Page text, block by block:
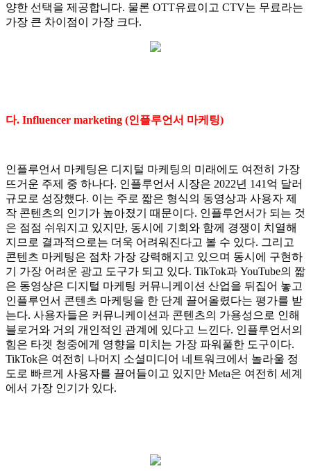
양한 선택을 제공합니다. 물론 OTT유료이고 CTV는 무료라는
가장 큰 차이점이 가장 크다.
다. Influencer marketing (인플루언서 마케팅)
인플루언서 마케팅은 디지털 마케팅의 미래에도 여전히 가장
뜨거운 주제 중 하나다. 인플루언서 시장은 2022년 141억 달러
규모로 성장했다. 이는 주로 짧은 형식의 동영상과 사용자 제
작 콘텐츠의 인기가 높아졌기 때문이다. 인플루언서가 되는 것
은 점점 쉬워지고 있지만, 동시에 기회와 함께 경쟁이 치열해
지므로 결과적으로는 더욱 어려워진다고 볼 수 있다. 그리고
콘텐츠 마케팅은 점차 가장 강력해지고 있으며 동시에 구현하
기 가장 어려운 광고 도구가 되고 있다. TikTok과 YouTube의 짧
은 동영상은 디지털 마케팅 커뮤니케이션 산업을 뒤집어 놓고
인플루언서 콘텐츠 마케팅을 한 단계 끌어올렸다는 평가를 받
는다. 사용자들은 커뮤니케이션과 콘텐츠의 가용성으로 인해
블로거와 거의 개인적인 관계에 있다고 느낀다. 인플루언서의
힘은 타겟 청중에게 영향을 미치는 가장 파워풀한 도구이다.
TikTok은 여전히 ​​나머지 소셜미디어 네트워크에서 놀라울 정
도로 빠르게 사용자를 끌어들이고 있지만 Meta은 여전히 ​​세계
에서 가장 인기가 있다.